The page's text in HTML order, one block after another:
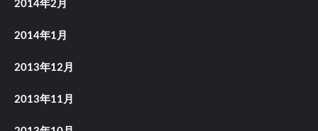
2014年2月
2014年1月
2013年12月
2013年11月